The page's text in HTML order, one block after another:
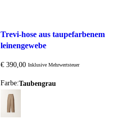
trevi-hose aus taupefarbenem
leinengewebe
€ 390,00Inklusive Mehrwertsteuer
Farbe: taubengrau